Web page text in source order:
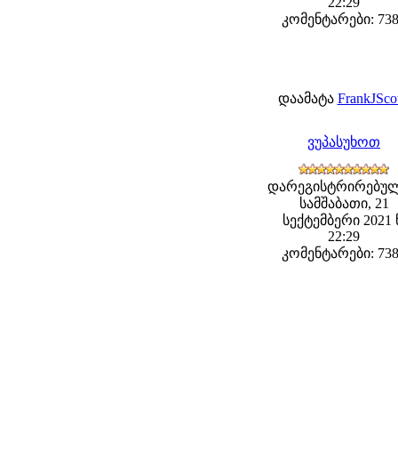
კომენტარები:
დაამატა
ვუპასუხოთ
სამშაბათი, 21
სექტემბერი 2021
22:29
კომენტარები: